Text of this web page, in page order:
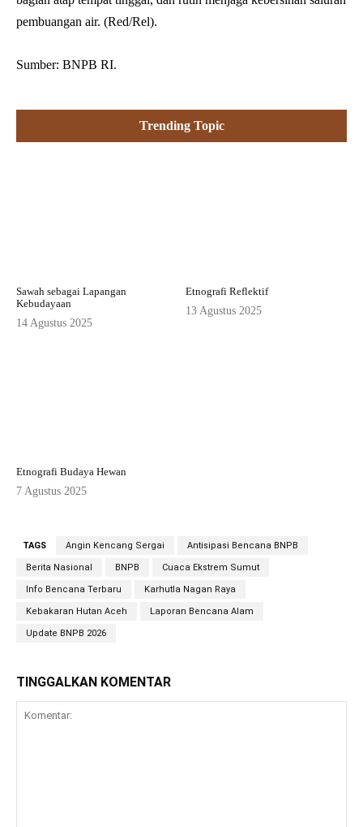
pembuangan air. (Red/Rel).
Sumber: BNPB RI.
Trending Topic
Sawah sebagai Lapangan
Kebudayaan
14 Agustus 2025
Etnografi Reflektif
13 Agustus 2025
Etnografi Budaya Hewan
7 Agustus 2025
TAGS Angin Kencang Sergai Antisipasi Bencana BNPB
Berita Nasional BNPB Cuaca Ekstrem Sumut
Info Bencana Terbaru Karhutla Nagan Raya
Kebakaran Hutan Aceh Laporan Bencana Alam
Update BNPB 2026
TINGGALKAN KOMENTAR